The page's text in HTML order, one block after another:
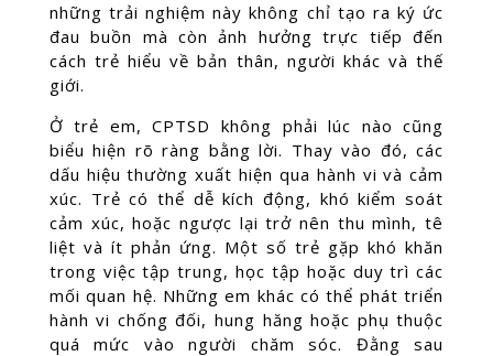
những trải nghiệm này không chỉ tạo ra ký ức
đau buồn mà còn ảnh hưởng trực tiếp đến
cách trẻ hiểu về bản thân, người khác và thế
giới.
Ở trẻ em, CPTSD không phải lúc nào cũng
biểu hiện rõ ràng bằng lời. Thay vào đó, các
dấu hiệu thường xuất hiện qua hành vi và cảm
xúc. Trẻ có thể dễ kích động, khó kiểm soát
cảm xúc, hoặc ngược lại trở nên thu mình, tê
liệt và ít phản ứng. Một số trẻ gặp khó khăn
trong việc tập trung, học tập hoặc duy trì các
mối quan hệ. Những em khác có thể phát triển
hành vi chống đối, hung hăng hoặc phụ thuộc
quá mức vào người chăm sóc. Đằng sau